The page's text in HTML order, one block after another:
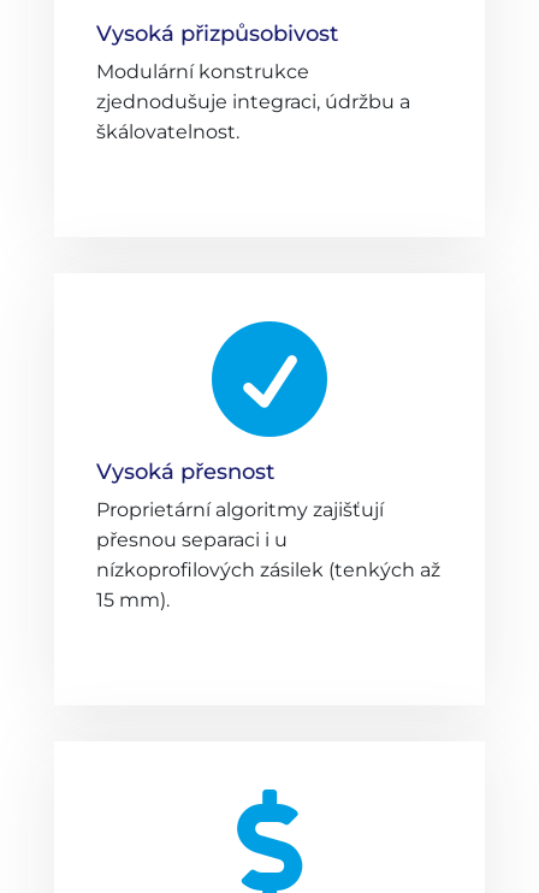
Vysoká přizpůsobivost
Modulární konstrukce
zjednodušuje integraci, údržbu a
škálovatelnost.

Vysoká přesnost
Proprietární algoritmy zajišťují
přesnou separaci i u
nízkoprofilových zásilek (tenkých až
15 mm).
